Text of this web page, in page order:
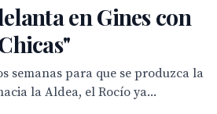
en Gines con
semanas para que se produzca la
la Aldea, el Rocío ya...